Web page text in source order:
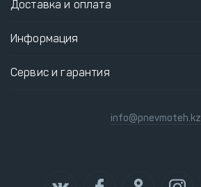
Доставка и оплата
Информация
Сервис и гарантия
info@pnevmoteh.kz